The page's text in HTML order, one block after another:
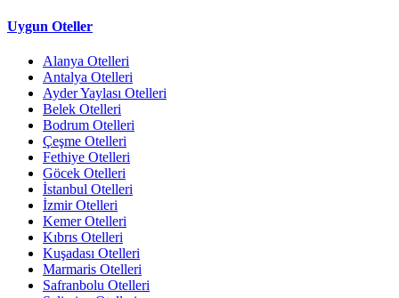
Uygun Oteller
Alanya Otelleri
Antalya Otelleri
Ayder Yaylası Otelleri
Belek Otelleri
Bodrum Otelleri
Çeşme Otelleri
Fethiye Otelleri
Göcek Otelleri
İstanbul Otelleri
İzmir Otelleri
Kemer Otelleri
Kıbrıs Otelleri
Kuşadası Otelleri
Marmaris Otelleri
Safranbolu Otelleri